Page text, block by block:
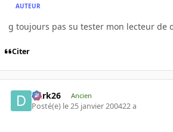
AUTEUR
g toujours pas su tester mon lecteur de
Citer
Dark26 Ancien
Posté(e) le 25 janvier 200422 a